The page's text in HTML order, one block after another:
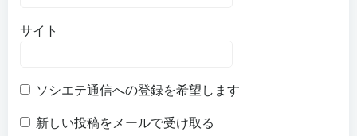
サイト
ソシエテ通信への登録を希望します
新しい投稿をメールで受け取る